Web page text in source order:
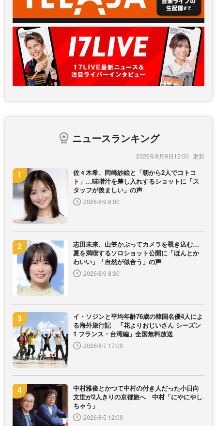
ニュースランキング
2026年8月9日12:00
佐々木希、岡崎紗絵と「朝から2人でコトコ
ト」…味噌汁を差し入れするショットに「ス
タッフが羨ましい」の声
2026/8/9 8:00
志田未来、山笠かぶってカメラを覗き込む…
夏を満喫するソロショット公開に「ほんとか
わいい」「自然が似合う」の声
2026/8/9 8:30
イ・ソジンと平均年齢76歳の韓国名優4人によ
る海外旅行記 「花よりおじいさん シーズン
1 フランス・台湾編」全国無料放送
2026/8/7 17:00
中村雅俊とかつて中村の付き人だった小日向
文世が2人きりの京都旅へ 中村「にやにやし
ちゃう」
2026/8/5 12:00